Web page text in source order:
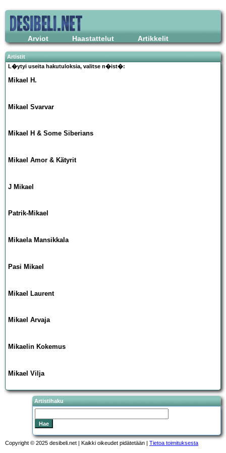
Arviot Haastattelut Artikkelit
Artistit
L�ytyi useita hakutuloksia, valitse n�ist�:
Mikael H.
Mikael Svarvar
Mikael H & Some Siberians
Mikael Amor & Kätyrit
J Mikael
Patrik-Mikael
Mikaela Mansikkala
Pasi Mikael
Mikael Laurent
Mikael Arvaja
Mikaelin Kokemus
Mikael Vilja
Artistihaku
Copyright © 2025 desibeli.net | Kaikki oikeudet pidätetään | Tietoa toimituksesta